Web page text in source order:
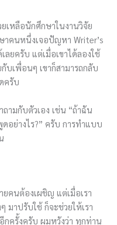
เหลือนักศึกษาในงานวิจัย
าคนหนึ่งเจอปัญหา Writer’s
ลยครับ แต่เมื่อเขาได้ลองใช้
บเพื่อนๆ เขาก็สามารถกลับ
ครับ
ามกับตัวเอง เช่น “ถ้าฉัน
อย่างไร?” ครับ การทำแบบ
คนต้องเผชิญ แต่เมื่อเรา
มาปรับใช้ ก็จะช่วยให้เรา
กครั้งครับ ผมหวังว่า ทุกท่าน